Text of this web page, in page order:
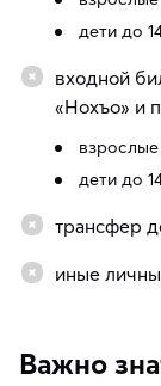
дети до
входной
«Нохъо» и
дети до
трансфер
иные
Важно